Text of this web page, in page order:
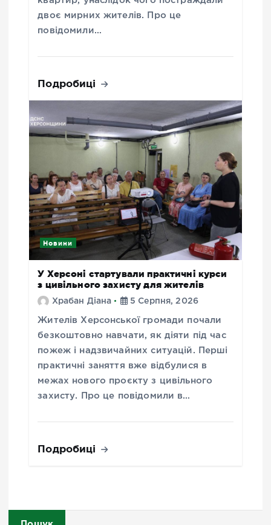
двоє мирних жителів. Про це
повідомили…
Подробиці
Новини
У Херсоні стартували практичні курси
з цивільного захисту для жителів
Храбан Діана 5 Серпня, 2026
Жителів Херсонської громади почали
безкоштовно навчати, як діяти під час
пожеж і надзвичайних ситуацій. Перші
практичні заняття вже відбулися в
межах нового проєкту з цивільного
захисту. Про це повідомили в…
Подробиці